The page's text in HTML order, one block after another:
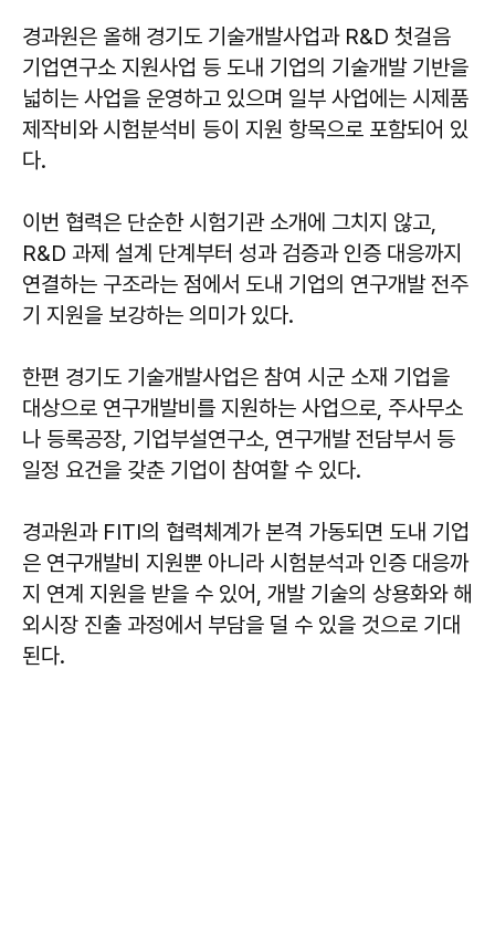
경과원은 올해 경기도 기술개발사업과 R&D 첫걸음
기업연구소 지원사업 등 도내 기업의 기술개발 기반을
넓히는 사업을 운영하고 있으며 일부 사업에는 시제품
제작비와 시험분석비 등이 지원 항목으로 포함되어 있
다.
이번 협력은 단순한 시험기관 소개에 그치지 않고,
R&D 과제 설계 단계부터 성과 검증과 인증 대응까지
연결하는 구조라는 점에서 도내 기업의 연구개발 전주
기 지원을 보강하는 의미가 있다.
한편 경기도 기술개발사업은 참여 시군 소재 기업을
대상으로 연구개발비를 지원하는 사업으로, 주사무소
나 등록공장, 기업부설연구소, 연구개발 전담부서 등
일정 요건을 갖춘 기업이 참여할 수 있다.
경과원과 FITI의 협력체계가 본격 가동되면 도내 기업
은 연구개발비 지원뿐 아니라 시험분석과 인증 대응까
지 연계 지원을 받을 수 있어, 개발 기술의 상용화와 해
외시장 진출 과정에서 부담을 덜 수 있을 것으로 기대
된다.